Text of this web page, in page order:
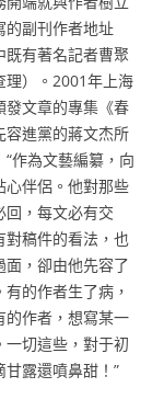
的副刊作者地址
有著名記者曹聚
理）。2001年上海
發文章的專集《春
容進黨的蔣文杰所
作為文藝編纂，向
心伴侶。他對那些
回，每文必有交
對稿件的看法，也
，卻由他先容了
的作者生了病，
的作者，想寫某一
切這些，對于初
露還噴鼻甜！”